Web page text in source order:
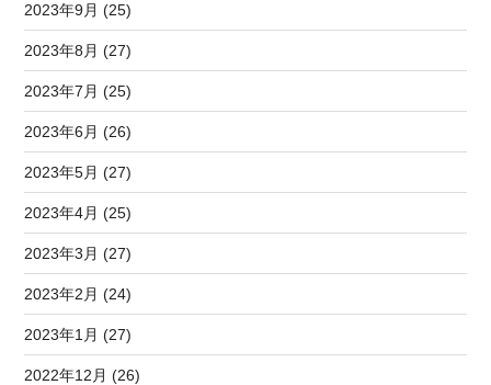
2023年9月 (25)
2023年8月 (27)
2023年7月 (25)
2023年6月 (26)
2023年5月 (27)
2023年4月 (25)
2023年3月 (27)
2023年2月 (24)
2023年1月 (27)
2022年12月 (26)